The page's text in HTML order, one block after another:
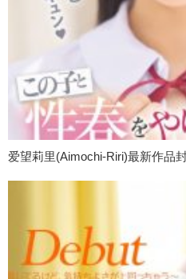
爱望莉里(Aimochi-Riri)最新作品